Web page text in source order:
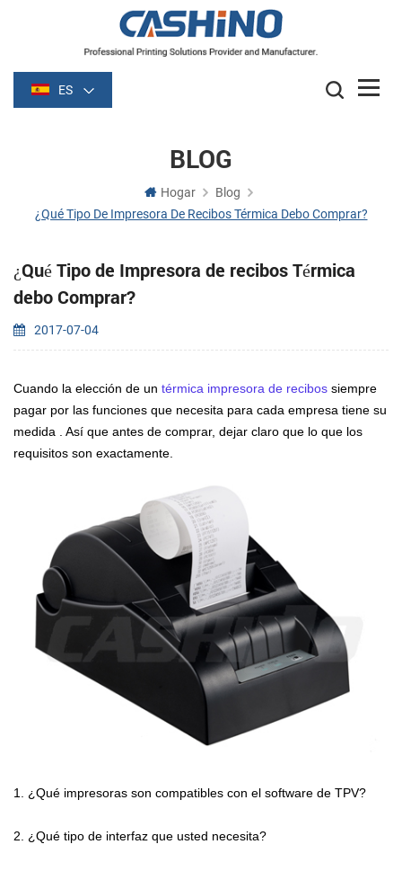
ES
BLOG
Hogar
Blog
¿Qué Tipo De Impresora De Recibos Térmica Debo Comprar?
¿Qué Tipo de Impresora de recibos Térmica
debo Comprar?
2017-07-04
Cuando la elección de un térmica impresora de recibos siempre
pagar por las funciones que necesita para cada empresa tiene su
medida . Así que antes de comprar, dejar claro que lo que los
requisitos son exactamente.
1. ¿Qué impresoras son compatibles con el software de TPV?
2. ¿Qué tipo de interfaz que usted necesita?